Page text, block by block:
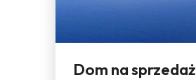
Dom na sprzedaż